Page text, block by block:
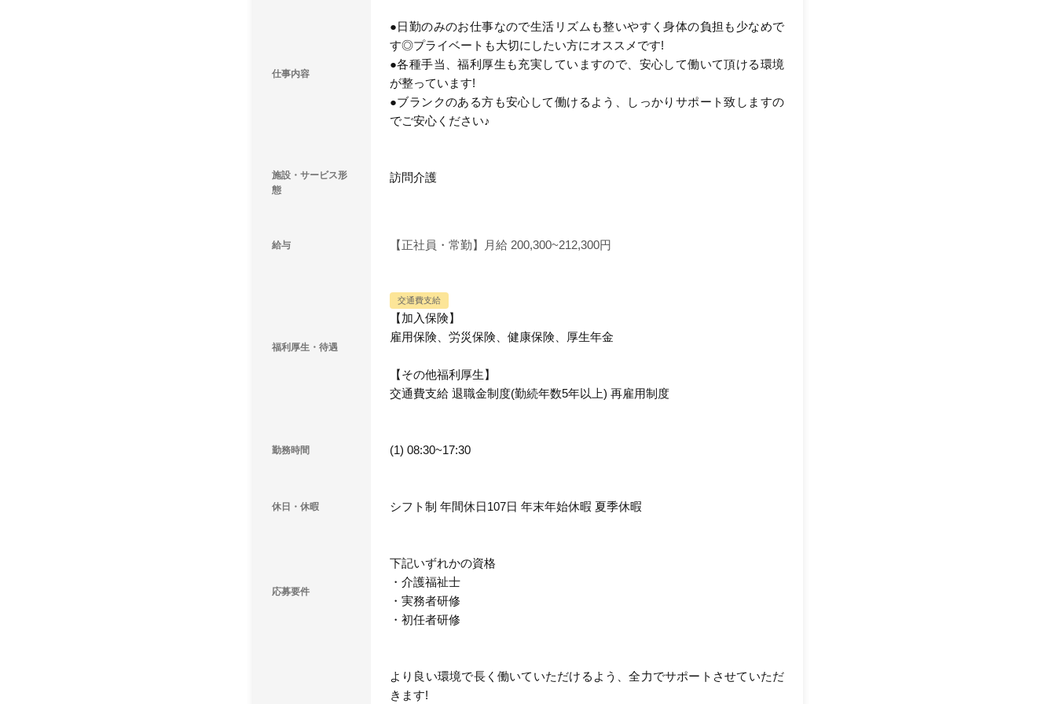
仕事内容
●日勤のみのお仕事なので生活リズムも整いやすく身体の負担も少なめで
す◎プライベートも大切にしたい方にオススメです!
●各種手当、福利厚生も充実していますので、安心して働いて頂ける環境
が整っています!
●ブランクのある方も安心して働けるよう、しっかりサポート致しますの
でご安心ください♪
施設・サービス形
態
訪問介護
給与 【正社員・常勤】月給 200,300~212,300円
福利厚生・待遇
交通費支給
【加入保険】
雇用保険、労災保険、健康保険、厚生年金
【その他福利厚生】
交通費支給 退職金制度(勤続年数5年以上) 再雇用制度
勤務時間 (1) 08:30~17:30
休日・休暇 シフト制 年間休日107日 年末年始休暇 夏季休暇
応募要件
下記いずれかの資格
・介護福祉士
・実務者研修
・初任者研修
より良い環境で長く働いていただけるよう、全力でサポートさせていただ
きます!